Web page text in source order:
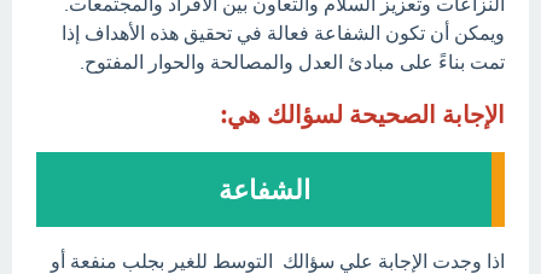
ويمكن أن تكون الشفاعة فعالة في تحقيق هذه الأهداف إذا
تمت بناءً على مبادئ العدل والمصالحة والحوار المفتوح.
الإجابة الصحيحة لسؤالك هي:
الشفاعة
اذا وجدت الإجابة علي سؤالك التوسط للغير بجلب منفعة أو